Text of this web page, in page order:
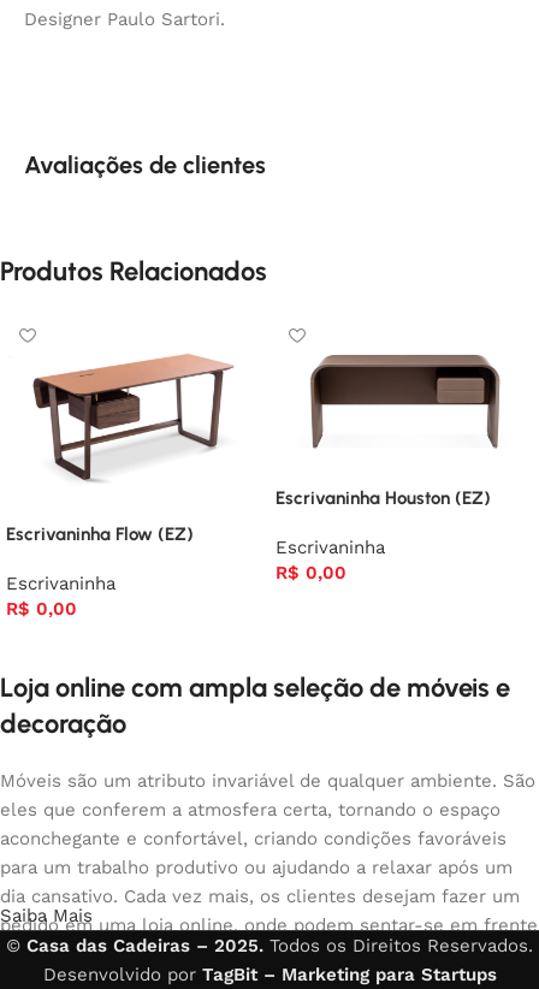
Designer Paulo Sartori.
Avaliações de clientes
Produtos Relacionados
Escrivaninha Flow (EZ)
Escrivaninha
R$ 0,00
Escrivaninha Houston (EZ)
Escrivaninha
R$ 0,00
Loja online com ampla seleção de móveis e
decoração
Móveis são um atributo invariável de qualquer ambiente. São
eles que conferem a atmosfera certa, tornando o espaço
aconchegante e confortável, criando condições favoráveis
para um trabalho produtivo ou ajudando a relaxar após um
dia cansativo. Cada vez mais, os clientes desejam fazer um
pedido em uma loja online, onde podem sentar-se em frente
ao computador no seu tempo livre, organizar os móveis da
foto e comprar com tranquilidade os móveis que gostam. A
Saiba Mais
© Casa das Cadeiras – 2025. Todos os Direitos Reservados.
Desenvolvido por TagBit – Marketing para Startups